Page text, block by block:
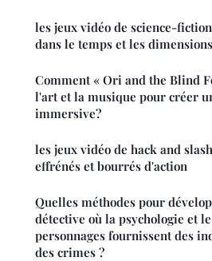
les jeux vidéo de science-
dans le temps et les dimensions
Comment « Ori and the Blind
l'art et la musique pour créer
immersive?
les jeux vidéo de hack and
effrénés et bourrés d'action
Quelles méthodes pour
détective où la psychologie et
personnages fournissent des
des crimes ?